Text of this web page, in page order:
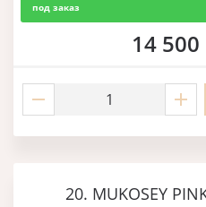
под заказ
14
20. MUKOSEY